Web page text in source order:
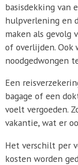
basisdekking van
hulpverlening en
maken als gevolg
of overlijden. Ook
noodgedwongen
Een
bagage of een
voelt vergoeden.
vakantie, wat er
Het verschilt per
kosten worden